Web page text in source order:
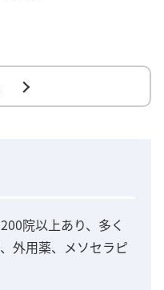
院以上あり、多く
外用薬、メソセラピ